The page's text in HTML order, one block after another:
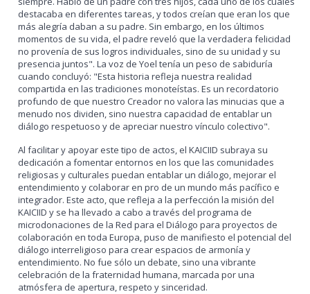
destacaba en diferentes tareas, y todos creían que eran los que
más alegría daban a su padre. Sin embargo, en los últimos
momentos de su vida, el padre reveló que la verdadera felicidad
no provenía de sus logros individuales, sino de su unidad y su
presencia juntos". La voz de Yoel tenía un peso de sabiduría
cuando concluyó: "Esta historia refleja nuestra realidad
compartida en las tradiciones monoteístas. Es un recordatorio
profundo de que nuestro Creador no valora las minucias que a
menudo nos dividen, sino nuestra capacidad de entablar un
diálogo respetuoso y de apreciar nuestro vínculo colectivo".
Al facilitar y apoyar este tipo de actos, el KAICIID subraya su
dedicación a fomentar entornos en los que las comunidades
religiosas y culturales puedan entablar un diálogo, mejorar el
entendimiento y colaborar en pro de un mundo más pacífico e
integrador. Este acto, que refleja a la perfección la misión del
KAICIID y se ha llevado a cabo a través del programa de
microdonaciones de la Red para el Diálogo para proyectos de
colaboración en toda Europa, puso de manifiesto el potencial del
diálogo interreligioso para crear espacios de armonía y
entendimiento. No fue sólo un debate, sino una vibrante
celebración de la fraternidad humana, marcada por una
atmósfera de apertura, respeto y sinceridad.